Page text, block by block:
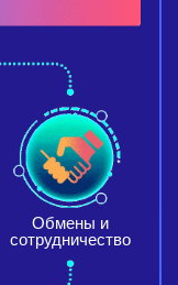
Обмены и
сотрудничество